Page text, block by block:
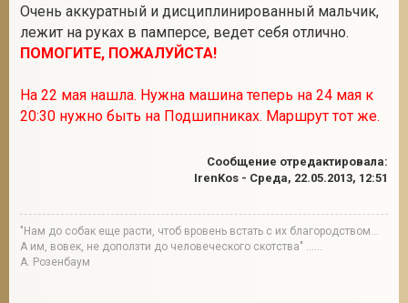
Очень аккуратный и дисциплинированный мальчик,
лежит на руках в памперсе, ведет себя отлично.
ПОМОГИТЕ, ПОЖАЛУЙСТА!
На 22 мая нашла. Нужна машина теперь на 24 мая к
20:30 нужно быть на Подшипниках. Маршрут тот же.
Сообщение отредактировала:
IrenKos - Среда, 22.05.2013, 12:51
"Нам до собак еще расти, чтоб вровень встать с их благородством...
А им, вовек, не доползти до человеческого скотства" ......
А. Розенбаум